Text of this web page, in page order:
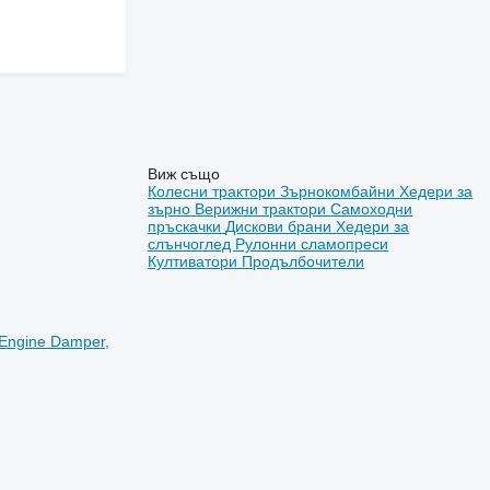
Damper,
Виж също
Колесни тракториЗърнокомбайниХедери за
зърно Верижни тракториСамоходни
пръскачки Дискови браниХедери за
слънчоглед Рулонни сламопреси
Култиватори Продълбочители